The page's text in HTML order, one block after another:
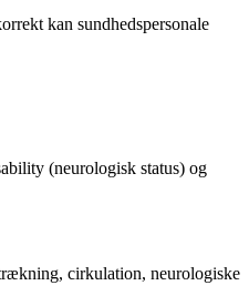
kan sundhedspersonale
(neurologisk status) og
cirkulation, neurologiske